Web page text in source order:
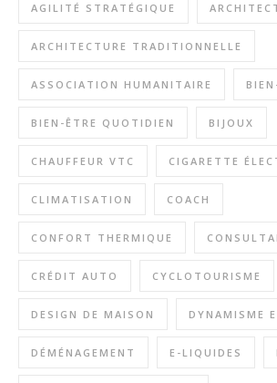
AGILITÉ STRATÉGIQUE
ARCHITECTURE TRADITIONNELLE
ASSOCIATION HUMANITAIRE
BIEN-ÊTRE QUOTIDIEN BIJOUX
CHAUFFEUR VTC CIGARETTE
CLIMATISATION COACH
CONFORT THERMIQUE
CRÉDIT AUTO CYCLOTOURISME
DESIGN DE MAISON DYNAMISME
DÉMÉNAGEMENT E-LIQUIDES